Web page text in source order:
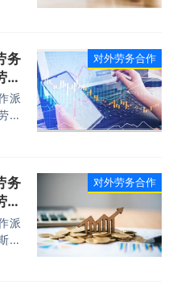
务
务
派
务
对外劳务合作
务
务
派
劳
对外劳务合作